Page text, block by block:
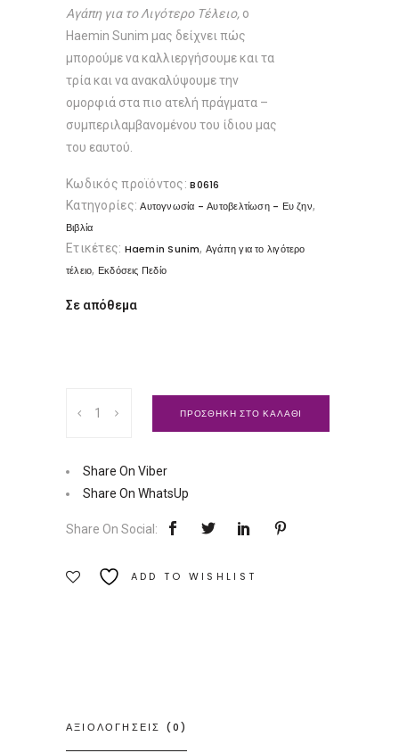
Αγάπη για το Λιγότερο Τέλειο, ο
Haemin Sunim µας δείχνει πώς
µπορούµε να καλλιεργήσουµε και τα
τρία και να ανακαλύψουµε την
οµορφιά στα πιο ατελή πράγµατα –
συµπεριλαµβανοµένου του ίδιου µας
του εαυτού.
Κωδικός προϊόντος:B0616
Κατηγορίες:Αυτογνωσία - Αυτοβελτίωση - Ευ ζην,
Βιβλία
Ετικέτες: Haemin Sunim,Αγάπη για το λιγότερο
τέλειο, Εκδόσεις Πεδίο
Σε απόθεμα
για
λιγότερο
τέλειο
Εκδόσεις
Ποσότητα
ΠΡΟΣΘΗΚΗ ΣΤΟ ΚΑΛΑΘΙ
Share On Viber
Share On WhatsUp
Share On Social:
ADD TO WISHLIST
ΑΞΙΟΛΟΓΗΣΕΙΣ (0)